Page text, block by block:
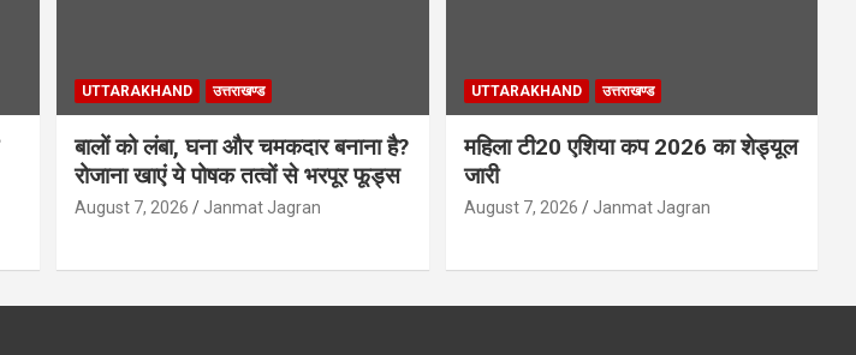
UTTARAKHAND उत्तराखण्ड
बालों को लंबा, घना और चमकदार बनाना है?
रोजाना खाएं ये पोषक तत्वों से भरपूर फूड्स
August 7, 2026 Janmat Jagran
UTTARAKHAND उत्तराखण्ड
महिला टी20 एशिया कप 2026 का शेड्यूल
जारी
August 7, 2026 Janmat Jagran